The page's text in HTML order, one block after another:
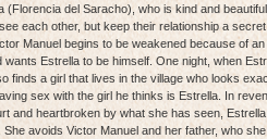
(Florencia del Saracho), who is kind and
each other, but keep their relationship a
Manuel begins to be weakened because of
Estrella to be himself. One night, when
finds a girl that lives in the village who looks
sex with the girl he thinks is Estrella. In
and heartbroken by what she has seen,
avoids Victor Manuel and her father, who